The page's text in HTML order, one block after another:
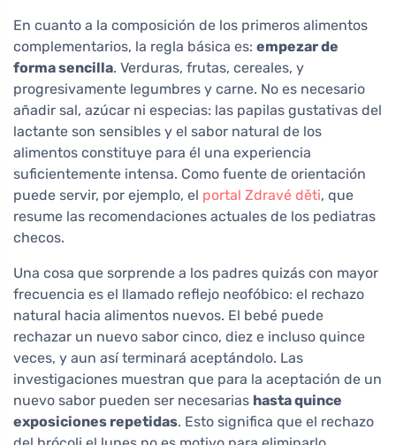
En cuanto a la composición de los primeros alimentos
complementarios, la regla básica es: empezar de
forma sencilla. Verduras, frutas, cereales, y
progresivamente legumbres y carne. No es necesario
añadir sal, azúcar ni especias: las papilas gustativas del
lactante son sensibles y el sabor natural de los
alimentos constituye para él una experiencia
suficientemente intensa. Como fuente de orientación
puede servir, por ejemplo, el portal Zdravé děti, que
resume las recomendaciones actuales de los pediatras
checos.
Una cosa que sorprende a los padres quizás con mayor
frecuencia es el llamado reflejo neofóbico: el rechazo
natural hacia alimentos nuevos. El bebé puede
rechazar un nuevo sabor cinco, diez e incluso quince
veces, y aun así terminará aceptándolo. Las
investigaciones muestran que para la aceptación de un
nuevo sabor pueden ser necesarias hasta quince
exposiciones repetidas. Esto significa que el rechazo